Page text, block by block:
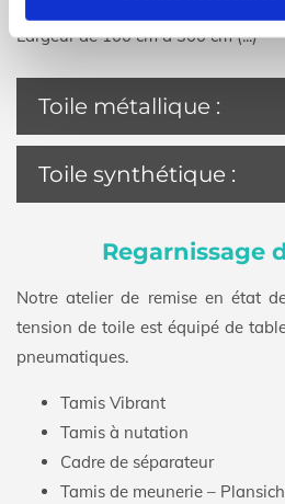
synthétiques pour le tamisage et
Largeur de 100 cm à 300 cm (...)
Toile métallique :
Toile synthétique :
Regarnissage
Notre atelier de remise en état
tension de toile est équipé de
pneumatiques.
Tamis Vibrant
Tamis à nutation
Cadre de séparateur
Tamis de meunerie –